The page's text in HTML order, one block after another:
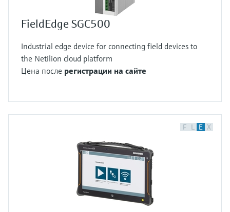
FieldEdge SGC500
Industrial edge device for connecting field devices to
the Netilion cloud platform
Цена после регистрации на сайте
F L E X